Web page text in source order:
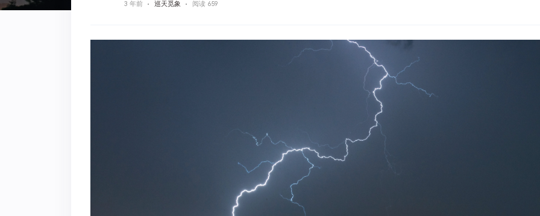
3 年前 巡天觅象 阅读 659